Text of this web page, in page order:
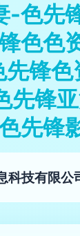
-色先
色色
锋
先锋
先锋
科技有限公